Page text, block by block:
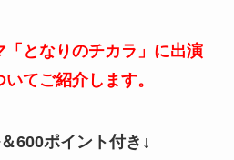
「となりのチカラ」に出演
てご紹介します。
600ポイント付き↓